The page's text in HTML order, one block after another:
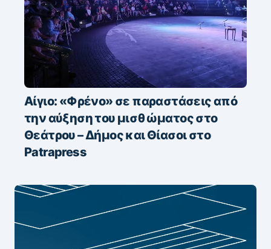
Αίγιο: «Φρένο» σε παραστάσεις από
την αύξηση του μισθώματος στο
Θεάτρου – Δήμος και Θίασοι στο
Patrapress